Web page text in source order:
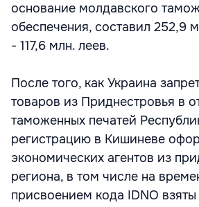
основание молдавского
обеспечения, составил 252,9
- 117,6 млн. леев.
После того, как Украина
товаров из Приднестровья в
таможенных печатей
регистрацию в Кишиневе
экономических агентов из
региона, в том числе на
присвоением кода IDNO взяты